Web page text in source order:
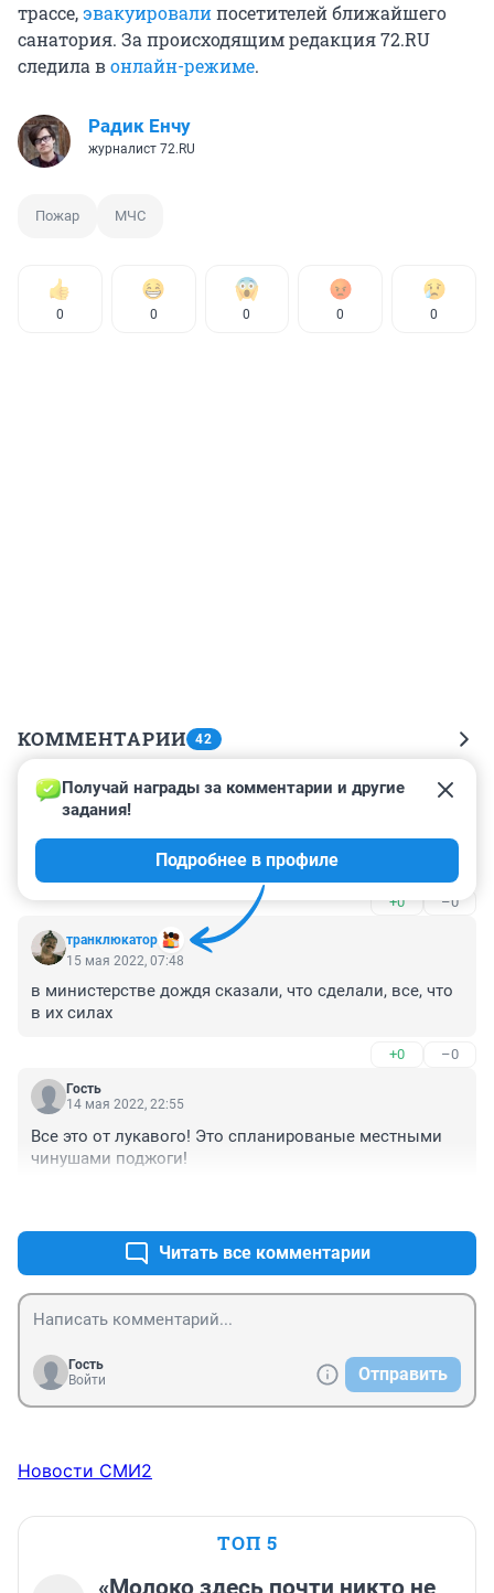
трассе,эвакуировалипосетителей ближайшего
санатория. За происходящим редакция 72.RU
следила вонлайн-режиме.
Радик Енчу
журналист 72.RU
Пожар МЧС
0 0 0 0 0
КОММЕНТАРИИ 42
Гость
15 мая 2022, 10:34
если бы дождик всю ночь не мочил , то сообщения
были совсем другие
+0 –0
транклюкатор
Получай награды за комментарии и другие
задания!
Подробнее в профиле
15 мая 2022, 07:48
в министерстве дождя сказали, что сделали, все, что
в их силах
+0 –0
Гость
14 мая 2022, 22:55
Все это от лукавого! Это спланированые местными
чинушами поджоги!
Читать все комментарии
Гость
Войти
Отправить
Новости СМИ2
ТОП 5
«Молоко здесь почти никто не